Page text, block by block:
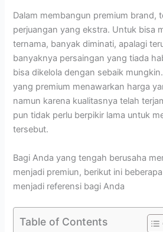
Dalam membangun premium brand,
perjuangan yang ekstra. Untuk bisa
ternama, banyak diminati, apalagi
banyaknya persaingan yang tiada
bisa dikelola dengan sebaik
yang premium menawarkan harga
namun karena kualitasnya telah
pun tidak perlu berpikir lama untuk
tersebut.
Bagi Anda yang tengah berusaha
menjadi premiun, berikut ini
menjadi referensi bagi Anda
Table of Contents